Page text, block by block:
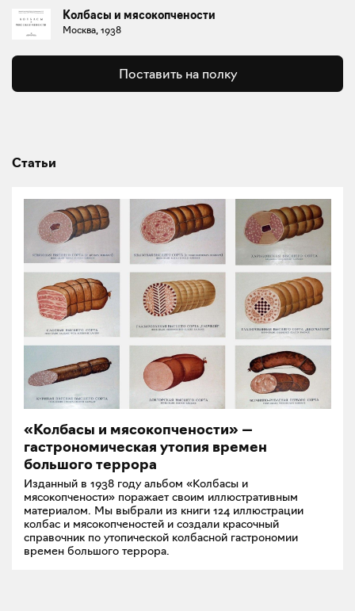
Колбасы и мясокопчености
Москва, 1938
Поставить на полку
Статьи
«Колбасы и мясокопчености» —
гастрономическая утопия времен
большого террора
Изданный в 1938 году альбом «Колбасы и
мясокопчености» поражает своим иллюстративным
материалом. Мы выбрали из книги 124 иллюстрации
колбас и мясокопченостей и создали красочный
справочник по утопической колбасной гастрономии
времен большого террора.